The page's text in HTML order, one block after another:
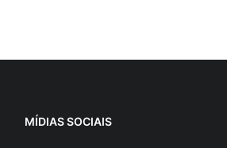
MÍDIAS SOCIAIS